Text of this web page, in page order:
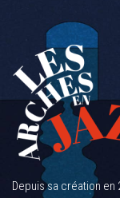
Depuis sa création en